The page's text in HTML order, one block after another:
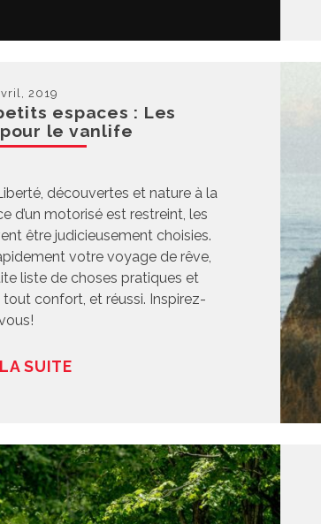
2019
espaces : Les
le vanlife
découvertes et nature à la
d’un motorisé est restreint, les
être judicieusement choisies.
votre voyage de rêve,
liste de choses pratiques et
confort, et réussi. Inspirez-
SUITE